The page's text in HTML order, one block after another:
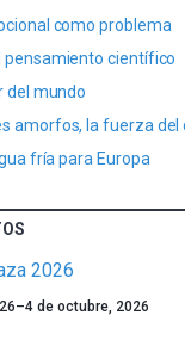
como problema
pensamiento científico
del mundo
amorfos, la fuerza del
fría para Europa
2026
–4 de octubre, 2026